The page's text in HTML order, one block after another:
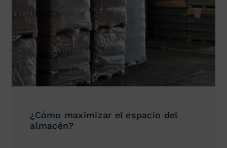
¿Cómo maximizar el espacio del
almacén?